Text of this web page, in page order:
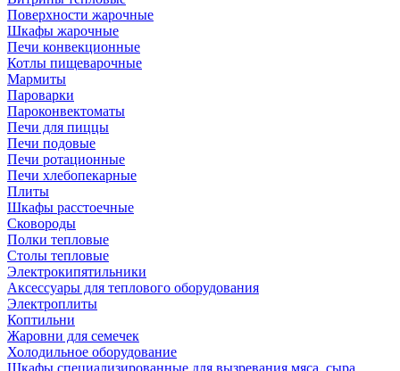
Поверхности жарочные
Шкафы жарочные
Печи конвекционные
Котлы пищеварочные
Мармиты
Пароварки
Пароконвектоматы
Печи для пиццы
Печи подовые
Печи ротационные
Печи хлебопекарные
Плиты
Шкафы расстоечные
Сковороды
Полки тепловые
Столы тепловые
Электрокипятильники
Аксессуары для теплового оборудования
Электроплиты
Коптильни
Жаровни для семечек
Холодильное оборудование
Шкафы специализированные для вызревания мяса, сыра